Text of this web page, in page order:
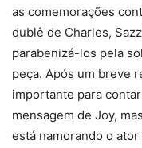
as comemorações
dublê de Charles,
parabenizá-los pela
peça. Após um breve
importante para
mensagem de Joy,
está namorando o